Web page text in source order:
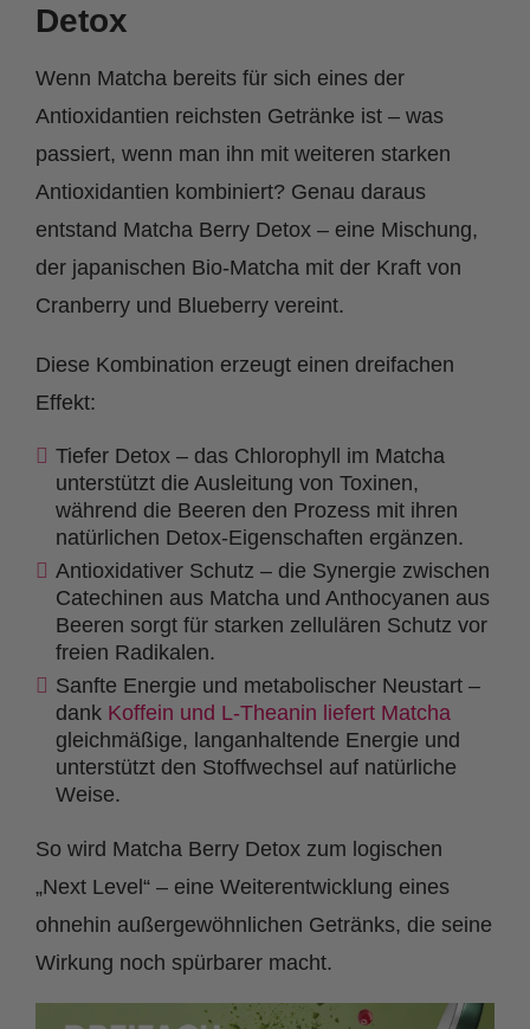
Detox
Wenn Matcha bereits für sich eines der
Antioxidantien reichsten Getränke ist – was
passiert, wenn man ihn mit weiteren starken
Antioxidantien kombiniert? Genau daraus
entstand Matcha Berry Detox – eine Mischung,
der japanischen Bio-Matcha mit der Kraft von
Cranberry und Blueberry vereint.
Diese Kombination erzeugt einen dreifachen
Effekt:
Tiefer Detox – das Chlorophyll im Matcha
unterstützt die Ausleitung von Toxinen,
während die Beeren den Prozess mit ihren
natürlichen Detox-Eigenschaften ergänzen.
Antioxidativer Schutz – die Synergie zwischen
Catechinen aus Matcha und Anthocyanen aus
Beeren sorgt für starken zellulären Schutz vor
freien Radikalen.
Sanfte Energie und metabolischer Neustart –
dank Koffein und L-Theanin liefert Matcha
gleichmäßige, langanhaltende Energie und
unterstützt den Stoffwechsel auf natürliche
Weise.
So wird Matcha Berry Detox zum logischen
„Next Level“ – eine Weiterentwicklung eines
ohnehin außergewöhnlichen Getränks, die seine
Wirkung noch spürbarer macht.